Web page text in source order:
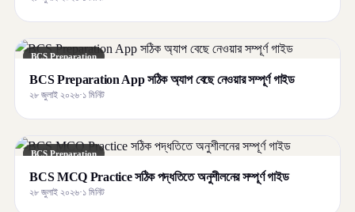
BCS Preparation
BCS Preparation App সঠিক অ্যাপ বেছে নেওয়ার সম্পূর্ণ গাইড
২৮ জুলাই ২০২৬·১ মিনিট
BCS Preparation
BCS MCQ Practice সঠিক পদ্ধতিতে অনুশীলনের সম্পূর্ণ গাইড
২৮ জুলাই ২০২৬·১ মিনিট